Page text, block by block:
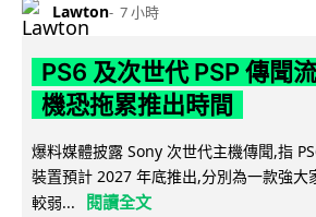
Lawton 7 小時
PS6 及次世代 PSP 傳聞
機恐拖累推出時間
爆料媒體披露 Sony 次世代主機傳聞,指
裝置預計 2027 年底推出,分別為一款強大
較弱...
閱讀全文